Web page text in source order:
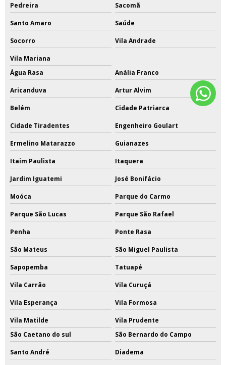
Pedreira Sacomã
Santo Amaro Saúde
Socorro Vila Andrade
Vila Mariana
Água Rasa
Anália Franco
Aricanduva Artur Alvim
Belém Cidade Patriarca
Cidade Tiradentes Engenheiro Goulart
Ermelino Matarazzo Guianazes
Itaim Paulista Itaquera
Jardim Iguatemi José Bonifácio
Moóca Parque do Carmo
Parque São Lucas Parque São Rafael
Penha Ponte Rasa
São Mateus São Miguel Paulista
Sapopemba Tatuapé
Vila Carrão Vila Curuçá
Vila Esperança Vila Formosa
Vila Matilde
Vila Prudente
São Caetano do sul
São Bernardo do Campo
Santo André Diadema